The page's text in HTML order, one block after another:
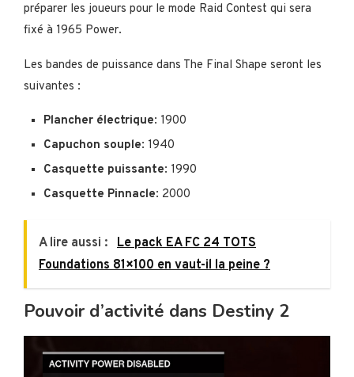
préparer les joueurs pour le mode Raid Contest qui sera
fixé à 1965 Power.
Les bandes de puissance dans The Final Shape seront les
suivantes :
Plancher électrique: 1900
Capuchon souple: 1940
Casquette puissante: 1990
Casquette Pinnacle: 2000
A lire aussi :
Le pack EA FC 24 TOTS
Foundations 81×100 en vaut-il la peine ?
Pouvoir d’activité dans Destiny 2